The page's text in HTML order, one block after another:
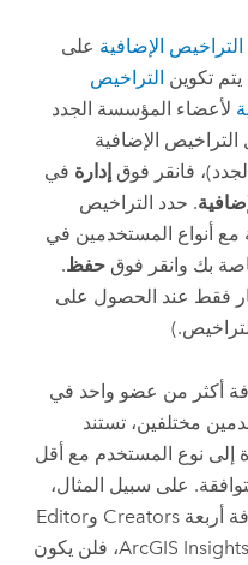
التراخيص الإضافية على
يتم تكوين التراخيص
لأعضاء المؤسسة الجدد
التراخيص الإضافية
فانقر فوق إدارة في
. حدد التراخيص
مع أنواع المستخدمين في
بك وانقر فوق حفظ.
فقط عند الحصول على
أكثر من عضو واحد في
مختلفين، تستند
إلى نوع المستخدم مع أقل
على سبيل المثال،
أربعة Creators وEditor
ArcGIS Insights، فلن يكون